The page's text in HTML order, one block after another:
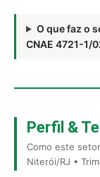
O que faz o
CNAE 4721-1/
Perfil &
Como este
Niterói/RJ •